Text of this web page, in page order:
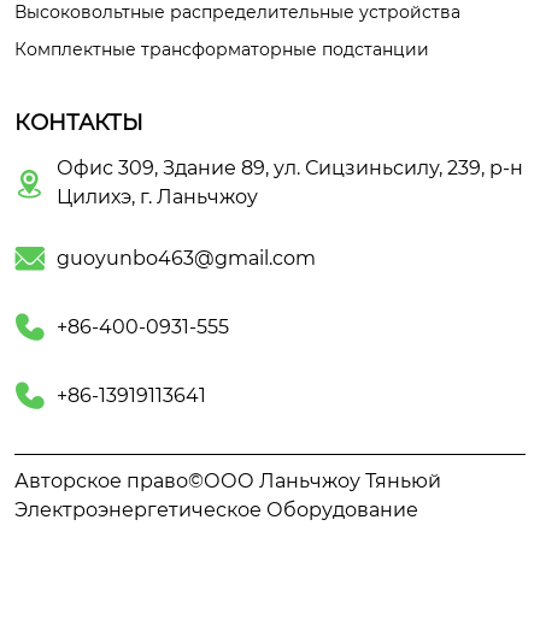
Высоковольтные распределительные устройства
Комплектные трансформаторные подстанции
КОНТАКТЫ

Офис 309, Здание 89, ул. Сицзиньсилу, 239, р-н
Цилихэ, г. Ланьчжоу
 guoyunbo463@gmail.com
 +86-400-0931-555
 +86-13919113641
Авторское право©ООО Ланьчжоу Тяньюй
Электроэнергетическое Оборудование